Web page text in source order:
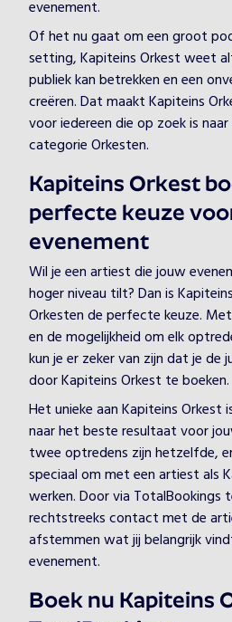
evenement.
Of het nu gaat om een groot
setting, Kapiteins Orkest weet
publiek kan betrekken en een
creëren. Dat maakt Kapiteins
voor iedereen die op zoek is
categorie Orkesten.
Kapiteins Orkest
perfecte keuze
evenement
Wil je een artiest die jouw
hoger niveau tilt? Dan is
Orkesten de perfecte keuze.
en de mogelijkheid om elk
kun je er zeker van zijn dat je de
door Kapiteins Orkest te boeken.
Het unieke aan Kapiteins
naar het beste resultaat voor
twee optredens zijn hetzelfde,
speciaal om met een artiest als
werken. Door via TotalBookings
rechtstreeks contact met de
afstemmen wat jij belangrijk
evenement.
Boek nu Kapiteins